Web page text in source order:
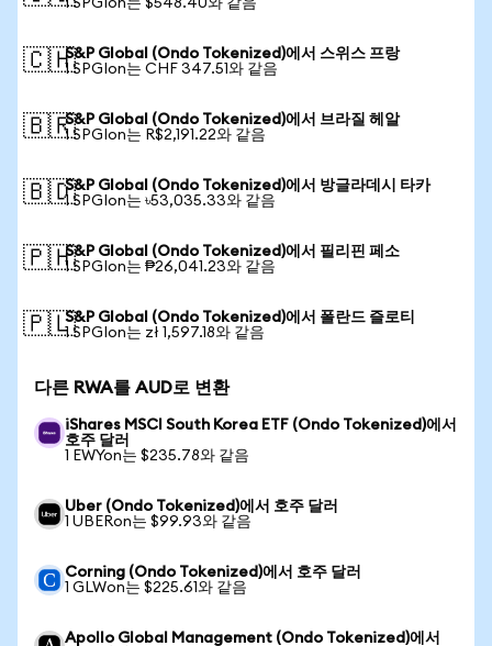
1 SPGIon는 $548.40와 같음
🇨🇭S&P Global (Ondo Tokenized)에서 스위스 프랑
1 SPGIon는 CHF 347.51와 같음
🇧🇷S&P Global (Ondo Tokenized)에서 브라질 헤알
1 SPGIon는 R$2,191.22와 같음
🇧🇩S&P Global (Ondo Tokenized)에서 방글라데시 타카
1 SPGIon는 ৳53,035.33와 같음
🇵🇭S&P Global (Ondo Tokenized)에서 필리핀 페소
1 SPGIon는 ₱26,041.23와 같음
🇵🇱S&P Global (Ondo Tokenized)에서 폴란드 즐로티
1 SPGIon는 zł 1,597.18와 같음
다른 RWA를 AUD로 변환
iShares MSCI South Korea ETF (Ondo Tokenized)에서
호주 달러
1 EWYon는 $235.78와 같음
Uber (Ondo Tokenized)에서 호주 달러
1 UBERon는 $99.93와 같음
Corning (Ondo Tokenized)에서 호주 달러
1 GLWon는 $225.61와 같음
Apollo Global Management (Ondo Tokenized)에서